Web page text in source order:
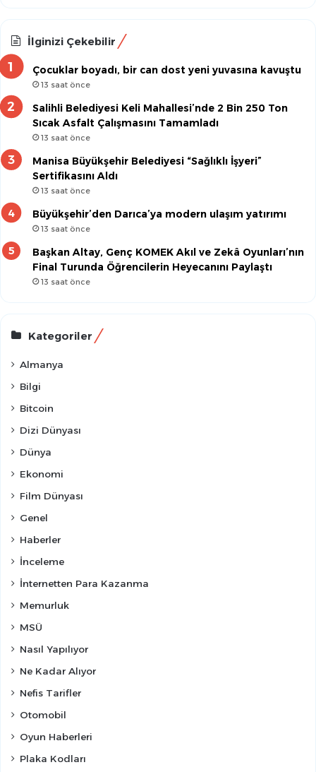
İlginizi Çekebilir
Çocuklar boyadı, bir can dost yeni yuvasına kavuştu
13 saat önce
Salihli Belediyesi Keli Mahallesi’nde 2 Bin 250 Ton
Sıcak Asfalt Çalışmasını Tamamladı
13 saat önce
Manisa Büyükşehir Belediyesi “Sağlıklı İşyeri”
Sertifikasını Aldı
13 saat önce
Büyükşehir’den Darıca’ya modern ulaşım yatırımı
13 saat önce
Başkan Altay, Genç KOMEK Akıl ve Zekâ Oyunları’nın
Final Turunda Öğrencilerin Heyecanını Paylaştı
13 saat önce
Kategoriler
Almanya
Bilgi
Bitcoin
Dizi Dünyası
Dünya
Ekonomi
Film Dünyası
Genel
Haberler
İnceleme
İnternetten Para Kazanma
Memurluk
MSÜ
Nasıl Yapılıyor
Ne Kadar Alıyor
Nefis Tarifler
Otomobil
Oyun Haberleri
Plaka Kodları